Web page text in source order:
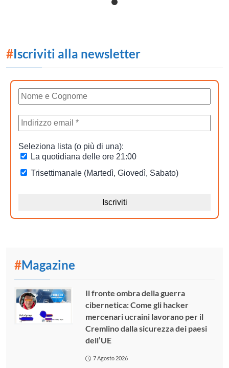
#Iscriviti alla newsletter
#Magazine
Il fronte ombra della guerra
cibernetica: Come gli hacker
mercenari ucraini lavorano per il
Cremlino dalla sicurezza dei paesi
dell’UE
7 Agosto 2026